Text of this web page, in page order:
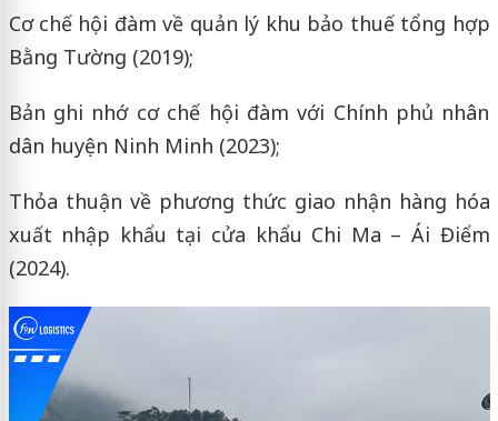
Cơ chế hội đàm về quản lý khu bảo thuế tổng hợp
Bằng Tường (2019);
Bản ghi nhớ cơ chế hội đàm với Chính phủ nhân
dân huyện Ninh Minh (2023);
Thỏa thuận về phương thức giao nhận hàng hóa
xuất nhập khẩu tại cửa khẩu Chi Ma – Ái Điểm
(2024).